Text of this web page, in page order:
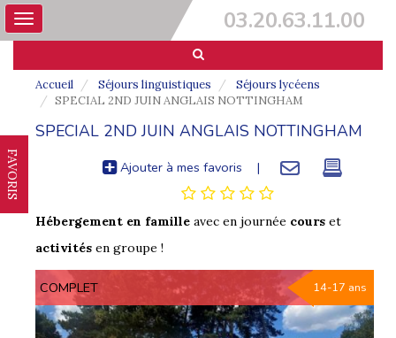
03.20.63.11.00
Toggle
navigation
FAVORIS
Accueil Séjours linguistiques
Séjours lycéens
SPECIAL 2ND JUIN ANGLAIS NOTTINGHAM
SPECIAL 2ND JUIN ANGLAIS NOTTINGHAM
Ajouter à mes favoris |
Hébergement en famille avec en journée cours et
activités en groupe !
COMPLET 14-17 ans